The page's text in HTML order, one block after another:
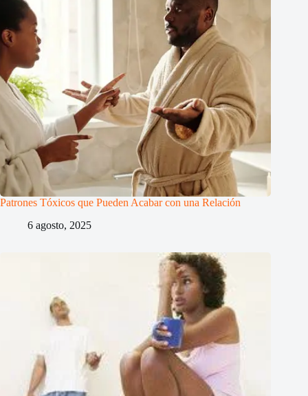
Patrones Tóxicos que Pueden Acabar con una Relación
6 agosto, 2025